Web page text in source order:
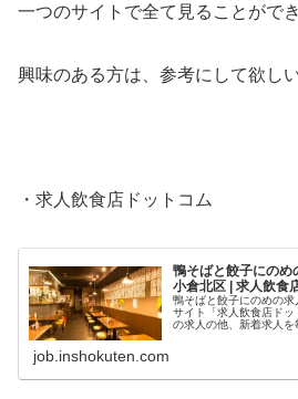
一つのサイトで全て見ることがで
興味のある方は、参考にして欲し
・求人飲食店ドットコム
鴨そばと餃子にのめ
小倉北区 | 求人飲食
鴨そばと餃子にのめの求
サイト「求人飲食店ド
の求人の他、新着求人
job.inshokuten.com